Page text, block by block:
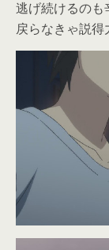
逃げ続けるのも
戻らなきゃ説得